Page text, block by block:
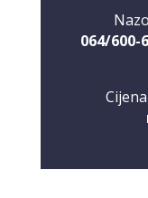
064/600-